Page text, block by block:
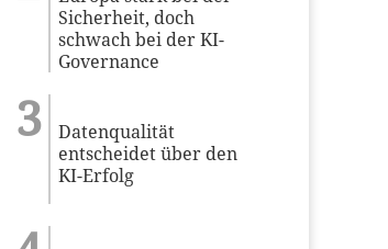
Sicherheit, doch
schwach bei der KI-
Governance
Datenqualität
entscheidet über den
KI-Erfolg